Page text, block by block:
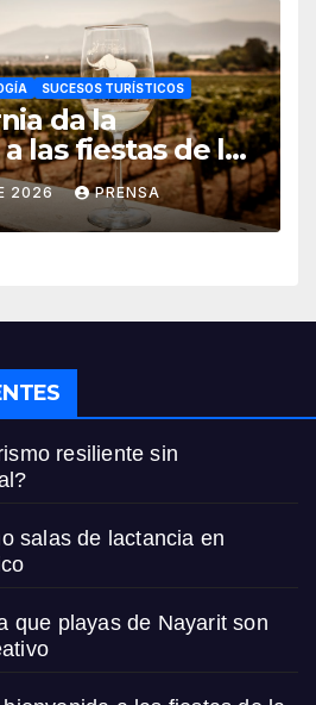
SUCESOS TURÍSTICOS
da la
las fiestas de la
2026 PRENSA
resiliente sin
salas de lactancia en
que playas de Nayarit son